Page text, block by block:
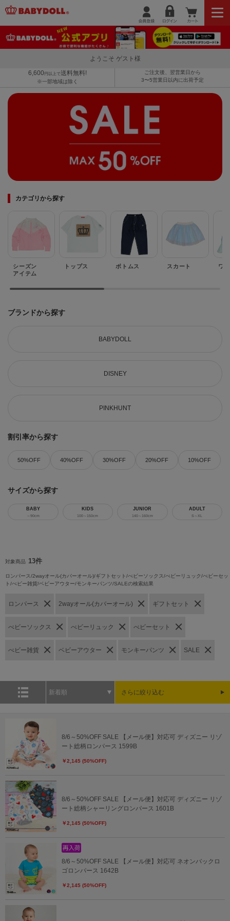
ようこそ ゲスト様
6,600 円以上で送料無料!
※一部地域は除く
ご注文後、翌営業日から
3〜5営業日以内に出荷予定
カテゴリから探す
シーズン
アイテム
トップス ボトムス スカート ワ
ブランドから探す
BABYDOLL
DISNEY
PINKHUNT
割引率から探す
50%OFF 40%OFF 30%OFF 20%OFF 10%OFF
サイズから探す
BABY
～90cm
KIDS
100～150cm
JUNIOR
140～160cm
ADULT
S～XL
対象商品 13件
ロンパース/2wayオール(カバーオール)/ギフトセット/べビーソックス/べビーリュック/べビーセッ
ト/べビー雑貨/ベビーアウター/モンキーパンツ/SALEの検索結果
ロンパース 2wayオール(カバーオール) ギフトセット
べビーソックス べビーリュック べビーセット
べビー雑貨 ベビーアウター モンキーパンツ SALE
新着順 さらに絞り込む
8/6～50%OFF SALE 【メール便】対応可 ディズニー リゾ
ート総柄ロンパース 1599B
￥2,145 (50%OFF)
8/6～50%OFF SALE 【メール便】対応可 ディズニー リゾ
ート総柄シャーリングロンパース 1601B
￥2,145 (50%OFF)
8/6～50%OFF SALE 【メール便】対応可 ネオンバックロ
ゴロンパース 1642B
￥2,145 (50%OFF)